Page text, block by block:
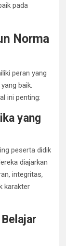
pada
Norma
peran yang
baik.
ini penting:
yang
peserta didik
diajarkan
integritas,
karakter